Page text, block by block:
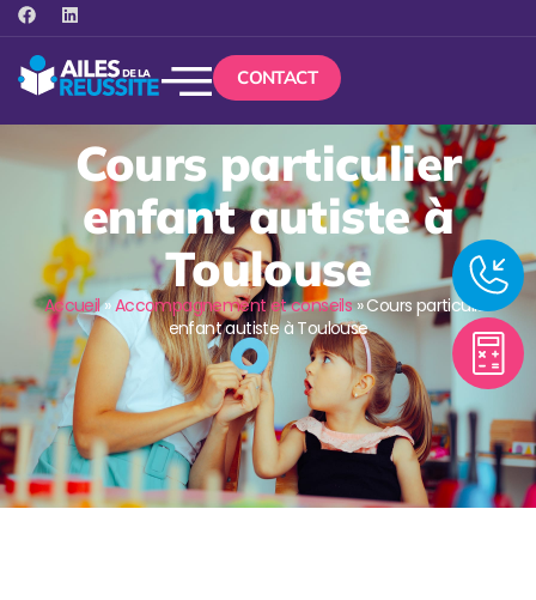
CONTACT
Cours particulier
enfant autiste à
Toulouse
Accueil»Accompagnement et conseils»Cours particulier
enfant autiste à Toulouse